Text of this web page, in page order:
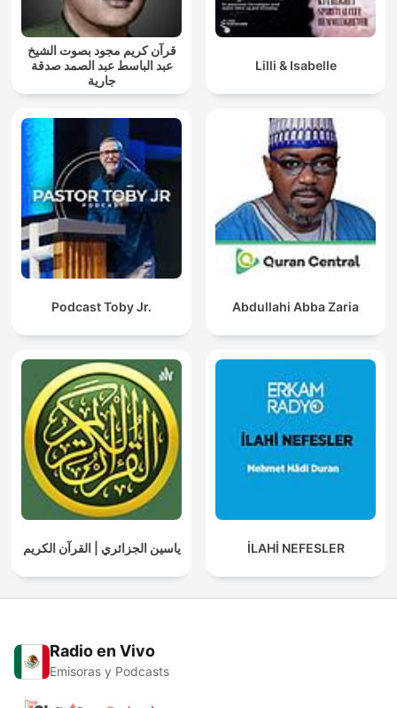
قرآن كريم مجود بصوت الشيخ
عبد الباسط عبد الصمد صدقة
جارية
Lilli & Isabelle
Podcast Toby Jr. Abdullahi Abba Zaria
ياسين الجزائري | القرآن الكريم İLAHİ NEFESLER
Radio en Vivo
Emisoras y Podcasts